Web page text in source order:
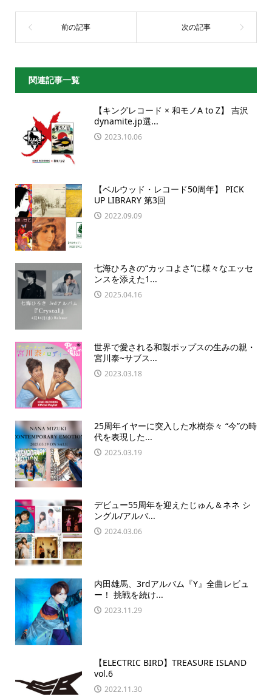
関連記事一覧
【キングレコード × 和モノA to Z】 吉沢
dynamite.jp選...
2023.10.06
【ベルウッド・レコード50周年】 PICK
UP LIBRARY 第3回
2022.09.09
七海ひろきの“カッコよさ“に様々なエッセ
ンスを添えた1...
2025.04.16
世界で愛される和製ポップスの生みの親・
宮川泰~サブス...
2023.03.18
25周年イヤーに突入した水樹奈々 “今”の時
代を表現した...
2025.03.19
デビュー55周年を迎えたじゅん＆ネネ シ
ングル/アルバ...
2024.03.06
内田雄馬、3rdアルバム『Y』全曲レビュ
ー！ 挑戦を続け...
2023.11.29
【ELECTRIC BIRD】TREASURE ISLAND
vol.6
2022.11.30